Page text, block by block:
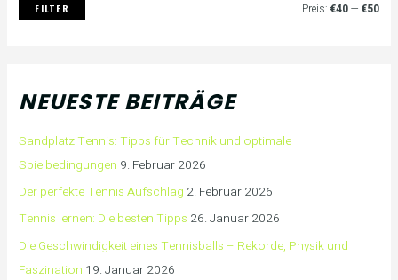
FILTER Preis: €40— €50
NEUESTE BEITRÄGE
Sandplatz Tennis: Tipps für Technik und optimale
Spielbedingungen 9. Februar 2026
Der perfekte Tennis Aufschlag 2. Februar 2026
Tennis lernen: Die besten Tipps 26. Januar 2026
Die Geschwindigkeit eines Tennisballs – Rekorde, Physik und
Faszination 19. Januar 2026